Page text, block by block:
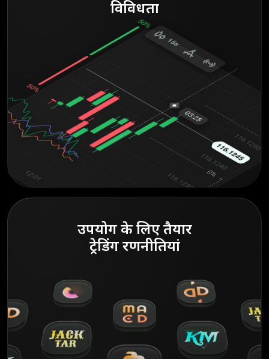
विविधता
उपयोग के लिए तैयार
ट्रेडिंग रणनीतियां